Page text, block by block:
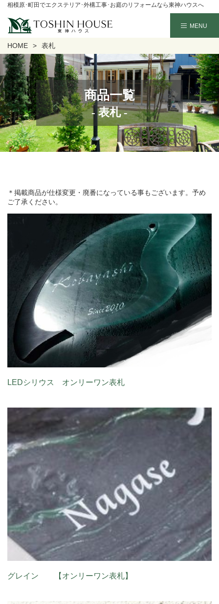
相模原･町田でエクステリア･外構工事･お庭のリフォームなら東神ハウスへ
HOME 表札
商品一覧
- 表札 -
＊掲載商品が仕様変更・廃番になっている事もございます。予め
ご了承ください。
LEDシリウス オンリーワン表札
グレイン 【オンリーワン表札】